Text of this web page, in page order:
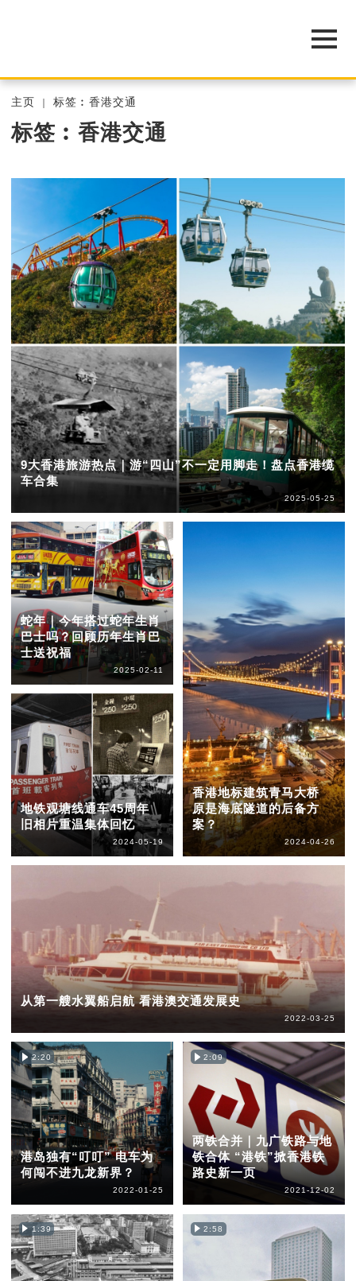
主页 标签︰香港交通
标签︰香港交通
9大香港旅游热点｜游“四山”不一定用脚走！盘点香港缆
车合集
2025-05-25
蛇年｜今年搭过蛇年生肖
巴士吗？回顾历年生肖巴
士送祝福
2025-02-11
地铁观塘线通车45周年
旧相片重温集体回忆
2024-05-19
香港地标建筑青马大桥
原是海底隧道的后备方
案？
2024-04-26
从第一艘水翼船启航 看港澳交通发展史
2022-03-25
2:20
港岛独有“叮叮” 电车为
何闯不进九龙新界？
2022-01-25
2:09
两铁合并｜九广铁路与地
铁合体 “港铁”掀香港铁
路史新一页
2021-12-02
1:39 2:58